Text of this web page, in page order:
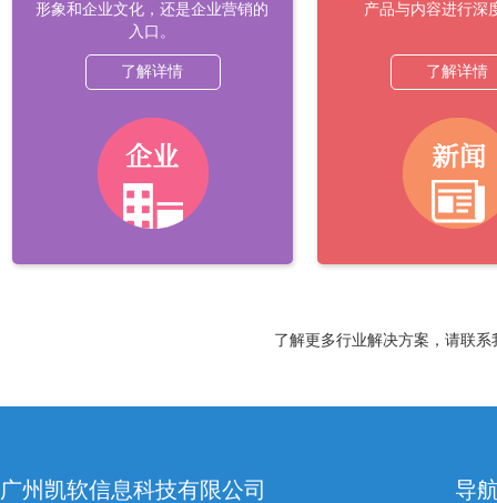
形象和企业文化，还是企业营销的
入口。
了解详情
产品与内容进行深
了解详情
了解更多行业解决方案，请联
广州凯软信息科技有限公司 导